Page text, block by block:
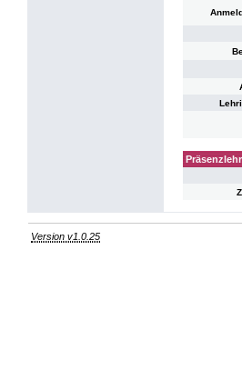
Version v1.0.25